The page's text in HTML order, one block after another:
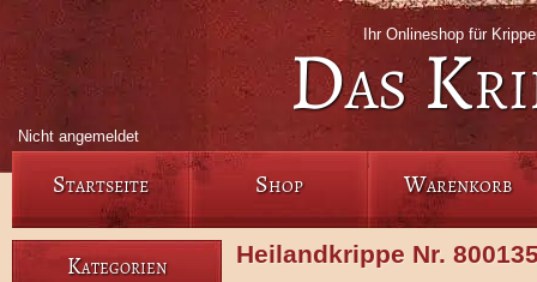
Ihr Onlineshop für
Das
Nicht angemeldet
Startseite Shop Warenkorb
Kategorien Heilandkrippe Nr.